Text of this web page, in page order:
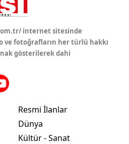
internet sitesinde
ve fotoğrafların her türlü hakkı
gösterilerek dahi
Resmi İlanlar
Dünya
Kültür - Sanat